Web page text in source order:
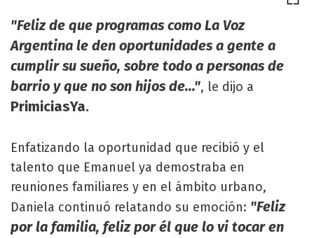
"Feliz de que programas como La Voz
Argentina le den oportunidades a gente a
cumplir su sueño, sobre todo a personas de
barrio y que no son hijos de...", le dijo a
PrimiciasYa.
Enfatizando la oportunidad que recibió y el
talento que Emanuel ya demostraba en
reuniones familiares y en el ámbito urbano,
Daniela continuó relatando su emoción: "Feliz
por la familia, feliz por él que lo vi tocar en